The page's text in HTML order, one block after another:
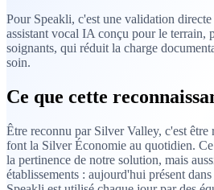
Pour Speakli, c'est une validation
assistant vocal IA conçu pour le terrain,
soignants, qui réduit la charge
soin.
Ce que cette
Être reconnu par Silver Valley, c'est être
font la Silver Économie au quotidien.
la pertinence de notre solution, mais
établissements : aujourd'hui présent